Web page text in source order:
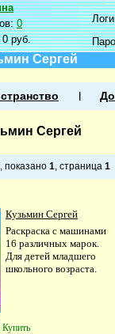
0
0 руб.
Сергей
Сергей
, показано 1, страница 1
Кузьмин Сергей
Раскраска с машинами
16 различных марок.
Для детей младшего
школьного возраста.
Купить